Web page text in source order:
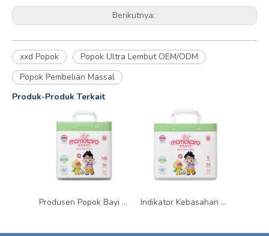
Berikutnya:
xxd Popok
Popok Ultra Lembut OEM/ODM
Popok Pembelian Massal
Produk-Produk Terkait
Produsen Popok Bayi Sekali Pakai yang Sangat Menyerap dan Ramah Kulit Indikator Kebasahan Popok Bayi dan Pemasok Kualitas Popok Sekali Pakai yang Nyaman dan Pas